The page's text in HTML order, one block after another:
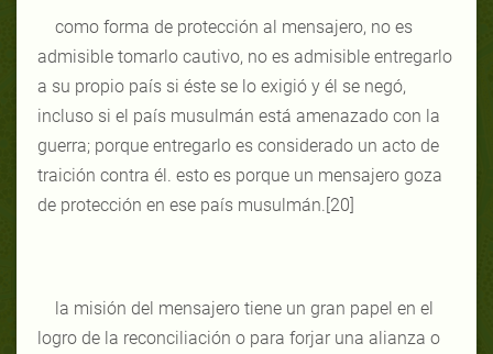
como forma de protección al mensajero, no es
admisible tomarlo cautivo, no es admisible entregarlo
a su propio país si éste se lo exigió y él se negó,
incluso si el país musulmán está amenazado con la
guerra; porque entregarlo es considerado un acto de
traición contra él. esto es porque un mensajero goza
de protección en ese país musulmán.[20]
la misión del mensajero tiene un gran papel en el
logro de la reconciliación o para forjar una alianza o